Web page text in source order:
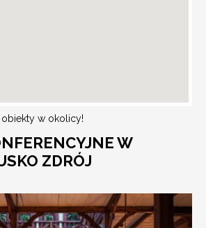
w okolicy!
W
ZDRÓJ